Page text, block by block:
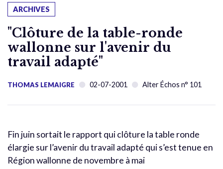
ARCHIVES
"Clôture de la table-ronde
wallonne sur l'avenir du
travail adapté"
THOMAS LEMAIGRE 02-07-2001 Alter Échos n° 101
Fin juin sortait le rapport qui clôture la table ronde
élargie sur l’avenir du travail adapté qui s’est tenue en
Région wallonne de novembre à mai